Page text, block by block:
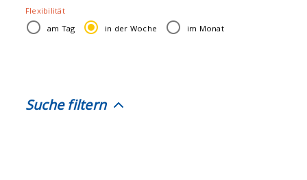
Flexibilität
am Tag
in der Woche im Monat
Suche filtern